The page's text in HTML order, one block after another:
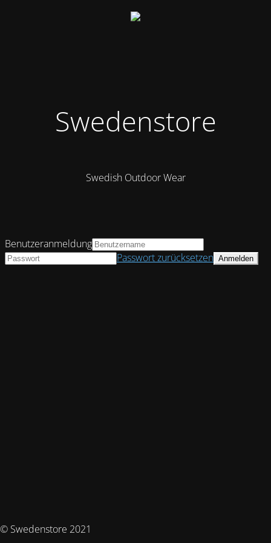
Swedenstore
Swedish Outdoor Wear
© Swedenstore 2021
Benutzeranmeldung
Passwort zurücksetzen